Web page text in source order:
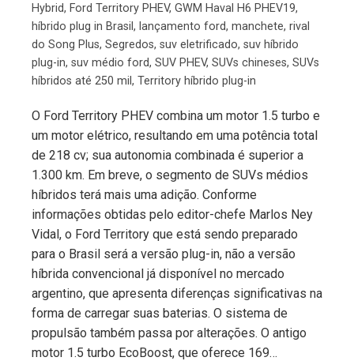
Hybrid, Ford Territory PHEV, GWM Haval H6 PHEV19,
híbrido plug in Brasil , lançamento ford, manchete, rival
do Song Plus, Segredos, suv eletrificado, suv híbrido
plug-in, suv médio ford, SUV PHEV, SUVs chineses, SUVs
híbridos até 250 mil , Territory híbrido plug-in
O Ford Territory PHEV combina um motor 1.5 turbo e
um motor elétrico, resultando em uma potência total
de 218 cv; sua autonomia combinada é superior a
1.300 km. Em breve, o segmento de SUVs médios
híbridos terá mais uma adição. Conforme
informações obtidas pelo editor-chefe Marlos Ney
Vidal, o Ford Territory que está sendo preparado
para o Brasil será a versão plug-in, não a versão
híbrida convencional já disponível no mercado
argentino, que apresenta diferenças significativas na
forma de carregar suas baterias. O sistema de
propulsão também passa por alterações. O antigo
motor 1.5 turbo EcoBoost, que oferece 169…